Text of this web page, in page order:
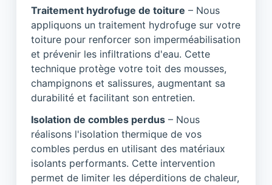
Traitement hydrofuge de toiture – Nous
appliquons un traitement hydrofuge sur votre
toiture pour renforcer son imperméabilisation
et prévenir les infiltrations d'eau. Cette
technique protège votre toit des mousses,
champignons et salissures, augmentant sa
durabilité et facilitant son entretien.
Isolation de combles perdus – Nous
réalisons l'isolation thermique de vos
combles perdus en utilisant des matériaux
isolants performants. Cette intervention
permet de limiter les déperditions de chaleur,